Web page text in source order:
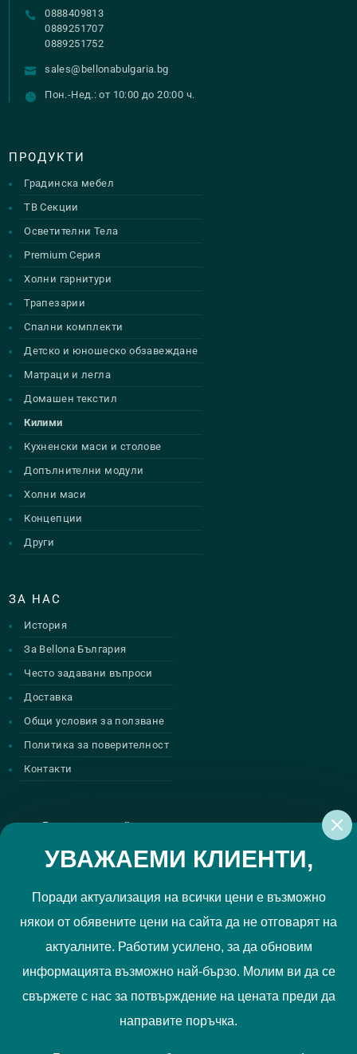
УВАЖАЕМИ КЛИЕНТИ,
Поради актуализация на всички цени е възможно
някои от обявените цени на сайта да не отговарят на
актуалните. Работим усилено, за да обновим
информацията възможно най-бързо. Молим ви да се
свържете с нас за потвърждение на цената преди да
направите поръчка.
0888409813
0889251707
0889251752
sales@bellonabulgaria.bg
Пон.-Нед.: от 10:00 до 20:00 ч.
ПРОДУКТИ
Градинска мебел
ТВ Секции
Осветителни Тела
Premium Серия
Холни гарнитури
Трапезарии
Спални комплекти
Детско и юношеско обзавеждане
Матраци и легла
Домашен текстил
Килими
Кухненски маси и столове
Допълнителни модули
Холни маси
Концепции
Други
ЗА НАС
История
За Bellona България
Често задавани въпроси
Доставка
Общи условия за ползване
Политика за поверителност
Контакти
Регистрирай се за нашите атрактивни
Прочетох и приемам Политиката за поверителност
РЕГИСТРИРАЙ МЕ
Ние използваме "бисквитки", за да Ви осигурим по-добро